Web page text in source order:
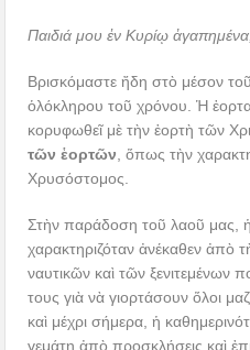
Παιδιά μου ἐν Κυρίῳ ἀγαπημένα,
Βρισκόμαστε ἤδη στὸ μέσον
ὁλόκληρου τοῦ χρόνου. Ἡ
κορυφωθεῖ μὲ τὴν ἑορτὴ τῶν
τῶν ἑορτῶν , ὅπως τὴν
Χρυσόστομος.
Στὴν παράδοση τοῦ λαοῦ μας,
χαρακτηριζόταν ἀνέκαθεν ἀπὸ
ναυτικῶν καὶ τῶν ξενιτεμένων
τους γιὰ νὰ γιορτάσουν ὅλοι
καὶ μέχρι σήμερα, ἡ
γεμάτη ἀπὸ προσκλήσεις καὶ